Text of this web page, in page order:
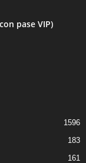
pase VIP)
1596
183
161